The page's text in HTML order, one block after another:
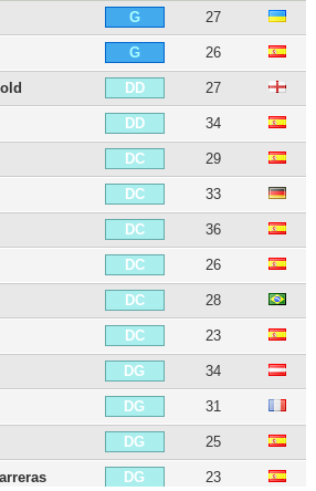
G 27
G 26
DD 27
DD 34
DC 29
DC 33
DC 36
DC 26
DC 28
DC 23
DG 34
DG 31
DG 25
DG 23